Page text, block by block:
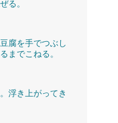
る。
腐を手でつぶし
までこねる。
浮き上がってき